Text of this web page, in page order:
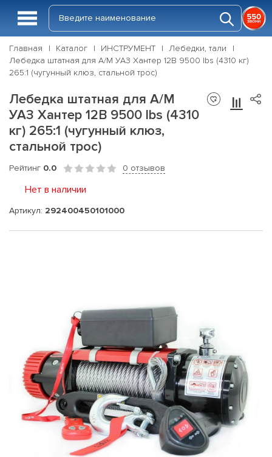
Главная Каталог ИНСТРУМЕНТ
Лебедки, тали
Лебедка штатная для А/М УАЗ Хантер 12В 9500 lbs (4310 кг)
265:1 (чугунный клюз, стальной трос)
Лебедка штатная для А/М
УАЗ Хантер 12В 9500 lbs (4310
кг) 265:1 (чугунный клюз,
стальной трос)
Рейтинг 0.0 0 отзывов
Нет в наличии
Артикул: 292400450101000